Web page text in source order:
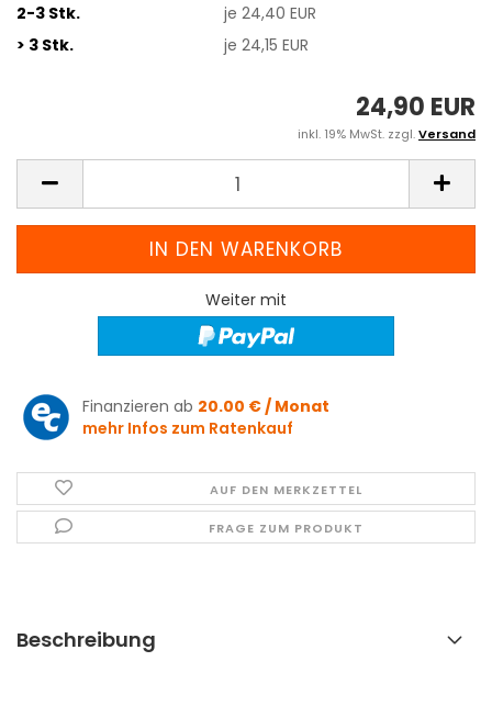
2-3 Stk.
je 24,40 EUR
> 3 Stk.
je 24,15 EUR
24,90 EUR
inkl. 19% MwSt. zzgl.Versand
Weiter mit
Finanzieren ab 20.00 € / Monat
mehr Infos zum Ratenkauf
AUF DEN MERKZETTEL
FRAGE ZUM PRODUKT
Beschreibung